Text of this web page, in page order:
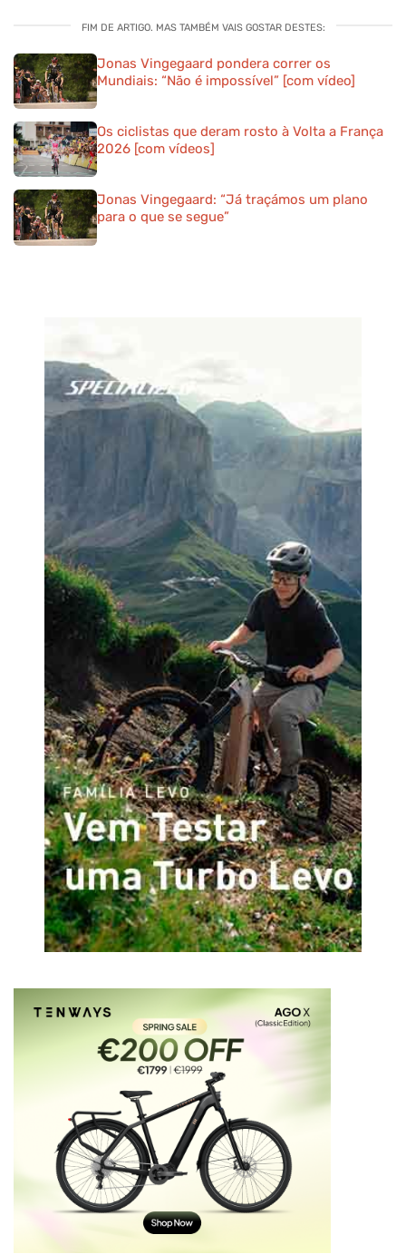
FIM DE ARTIGO. MAS TAMBÉM VAIS GOSTAR DESTES:
Jonas Vingegaard pondera correr os
Mundiais: “Não é impossível” [com vídeo]
Os ciclistas que deram rosto à Volta a França
2026 [com vídeos]
Jonas Vingegaard: “Já traçámos um plano
para o que se segue”